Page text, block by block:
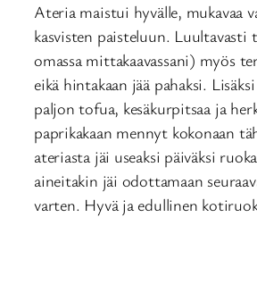
Ateria maistui hyvälle, mukavaa
kasvisten paisteluun. Luultavasti
omassa mittakaavassani) myös
eikä hintakaan jää pahaksi.
paljon tofua, kesäkurpitsaa ja
paprikakaan mennyt kokonaan
ateriasta jäi useaksi päiväksi
aineitakin jäi odottamaan
varten. Hyvä ja edullinen